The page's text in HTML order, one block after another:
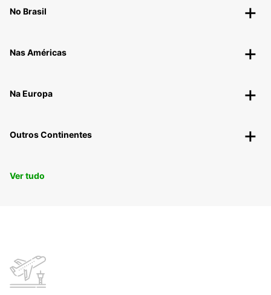
No Brasil
Nas Américas
Na Europa
Outros Continentes
Ver tudo